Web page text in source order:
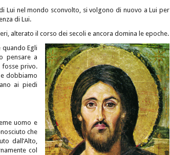
Lui nel mondo sconvolto, si volgono di nuovo a Lui per
di Lui.
alterato il corso dei secoli e ancora domina le epoche.
quando Egli
pensare a
fosse privo.
dobbiamo
ai piedi
uomo e
che
dall’Alto,
col